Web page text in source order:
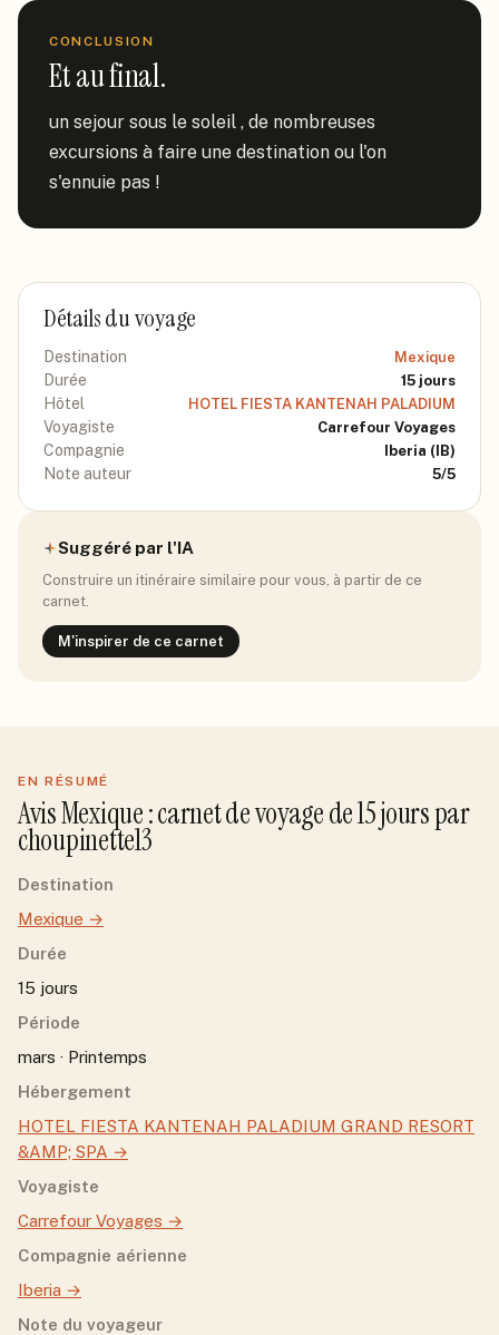
CONCLUSION
Et au final.
un sejour sous le soleil , de nombreuses
excursions à faire une destination ou l'on
s'ennuie pas !
Détails du voyage
Destination Mexique
Durée 15 jours
Hôtel HOTEL FIESTA KANTENAH PALADIUM
Voyagiste Carrefour Voyages
Compagnie Iberia (IB)
Note auteur 5/5
Suggéré par l'IA
Construire un itinéraire similaire pour vous, à partir de ce
carnet.
M'inspirer de ce carnet
EN RÉSUMÉ
AvisMexique: carnet de voyage de15jourspar
choupinette13
Destination
Mexique →
Durée
15 jours
Période
mars · Printemps
Hébergement
HOTEL FIESTA KANTENAH PALADIUM GRAND RESORT
&AMP; SPA →
Voyagiste
Carrefour Voyages →
Compagnie aérienne
Iberia →
Note du voyageur